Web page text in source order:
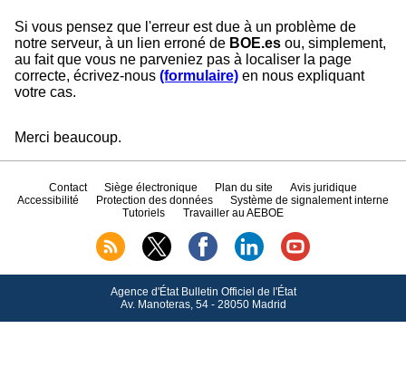
Si vous pensez que l'erreur est due à un problème de
notre serveur, à un lien erroné de BOE.es ou, simplement,
au fait que vous ne parveniez pas à localiser la page
correcte, écrivez-nous (formulaire) en nous expliquant
votre cas.
Merci beaucoup.
Contact Siège électronique Plan du site
Avis juridique
Accessibilité
Protection des données
Système de signalement interne
Tutoriels
Travailler au AEBOE
Agence d'État Bulletin Officiel de l'État
Av.Manoteras, 54 - 28050 Madrid